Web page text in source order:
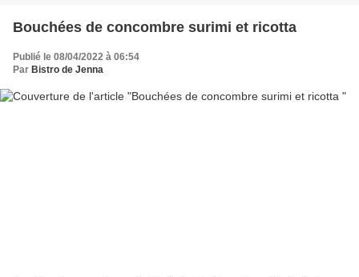
Bouchées de concombre surimi et ricotta
Publié le 08/04/2022 à 06:54
Par Bistro de Jenna